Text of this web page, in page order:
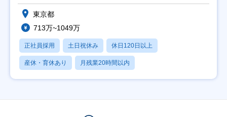
東京都
713万~1049万
正社員採用 土日祝休み 休日120日以上
産休・育休あり 月残業20時間以内